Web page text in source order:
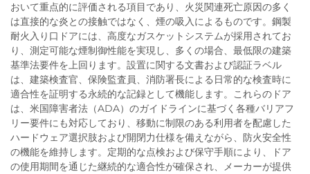
おいて重点的に評価される項目であり、火災関連死亡原因の多く
は直接的な炎との接触ではなく、煙の吸入によるものです。鋼製
耐火入り口ドアには、高度なガスケットシステムが採用されてお
り、測定可能な煙制御性能を実現し、多くの場合、最低限の建築
基準法要件を上回ります。設置に関する文書および認証ラベル
は、建築検査官、保険監査員、消防署長による日常的な検査時に
適合性を証明する永続的な記録として機能します。これらのドア
は、米国障害者法（ADA）のガイドラインに基づく各種バリアフ
リー要件にも対応しており、移動に制限のある利用者を配慮した
ハードウェア選択肢および開閉力仕様を備えながら、防火安全性
の機能を維持します。定期的な点検および保守手順により、ドア
の使用期間を通じた継続的な適合性が確保され、メーカーが提供